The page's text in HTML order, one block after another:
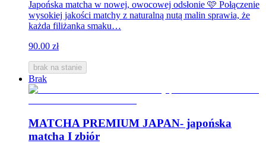
Japońska matcha w nowej, owocowej odsłonie 🩷 Połączenie
wysokiej jakości matchy z naturalną nutą malin sprawia, że
każda filiżanka smaku…
90.00 zł
brak na stanie
Brak
MATCHA PREMIUM JAPAN- japońska
matcha I zbiór